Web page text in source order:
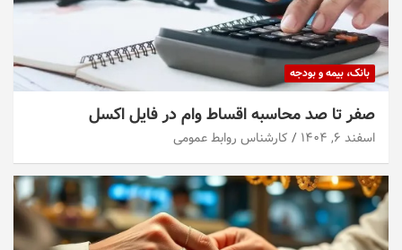
بانک، بیمه و بودجه
صفر تا صد محاسبه اقساط وام در فایل اکسل
اسفند ۶, ۱۴۰۴ کارشناس روابط عمومی